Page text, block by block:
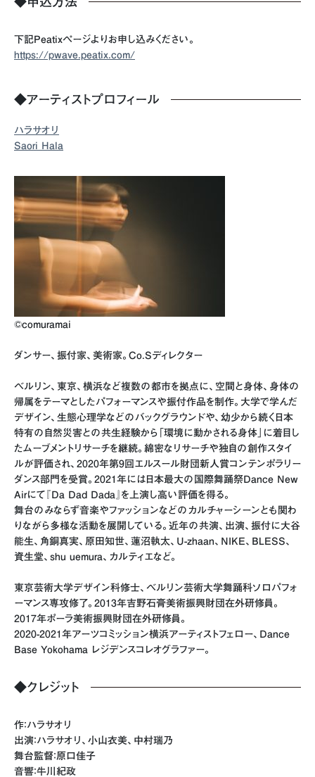
下記Peatixページよりお申し込みください。
https://pwave.peatix.com/
◆アーティストプロフィール
ハラサオリ
Saori Hala
©︎comuramai
ダンサー、振付家、美術家。Co.Sディレクター
ベルリン、東京、横浜など複数の都市を拠点に、空間と身体、身体の
帰属をテーマとしたパフォーマンスや振付作品を制作。大学で学んだ
デザイン、生態心理学などのバックグラウンドや、幼少から続く日本
特有の自然災害との共生経験から「環境に動かされる身体」に着目し
たムーブメントリサーチを継続。綿密なリサーチや独自の創作スタイ
ルが評価され、2020年第9回エルスール財団新人賞コンテンポラリー
ダンス部門を受賞。2021年には日本最大の国際舞踊祭Dance New
Airにて『Da Dad Dada』を上演し高い評価を得る。
舞台のみならず音楽やファッションなどのカルチャーシーンとも関わ
りながら多様な活動を展開している。近年の共演、出演、振付に大谷
能生、角銅真実、原田知世、蓮沼執太、U-zhaan、NIKE、BLESS、
資生堂、shu uemura、カルティエなど。
東京芸術大学デザイン科修士、ベルリン芸術大学舞踊科ソロパフォ
ーマンス専攻修了。2013年吉野石膏美術振興財団在外研修員。
2017年ポーラ美術振興財団在外研修員。
2020-2021年アーツコミッション横浜アーティストフェロー、Dance
Base Yokohama レジデンスコレオグラファー。
◆クレジット
作：ハラサオリ
出演：ハラサオリ、小山衣美、中村瑞乃
舞台監督：原口佳子
音響：牛川紀政